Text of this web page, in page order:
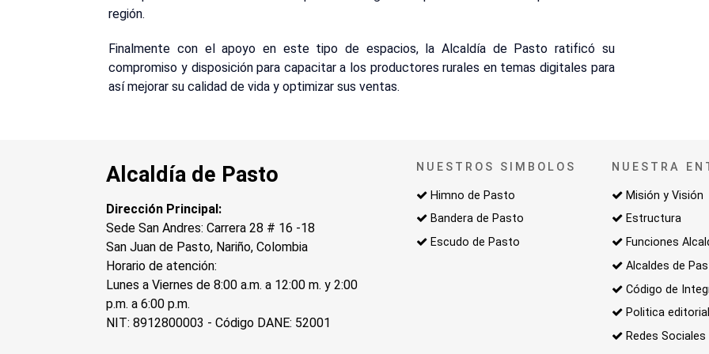
región.
Finalmente con el apoyo en este tipo de espacios, la Alcaldía de Pasto ratificó su
compromiso y disposición para capacitar a los productores rurales en temas digitales para
así mejorar su calidad de vida y optimizar sus ventas.
Alcaldía de Pasto
Dirección Principal:
Sede San Andres: Carrera 28 # 16 -18
San Juan de Pasto, Nariño, Colombia
Horario de atención:
Lunes a Viernes de 8:00 a.m. a 12:00 m. y 2:00
p.m. a 6:00 p.m.
NIT: 8912800003 - Código DANE: 52001
NUESTROS SIMBOLOS
Himno de Pasto
Bandera de Pasto
Escudo de Pasto
NUESTRA
Misión y Visión
Estructura
Funciones
Alcaldes de
Código de
Politica editorial
Redes Sociales